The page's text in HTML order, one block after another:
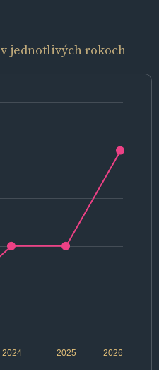
v jednotlivých rokoch
2024 2026
2025